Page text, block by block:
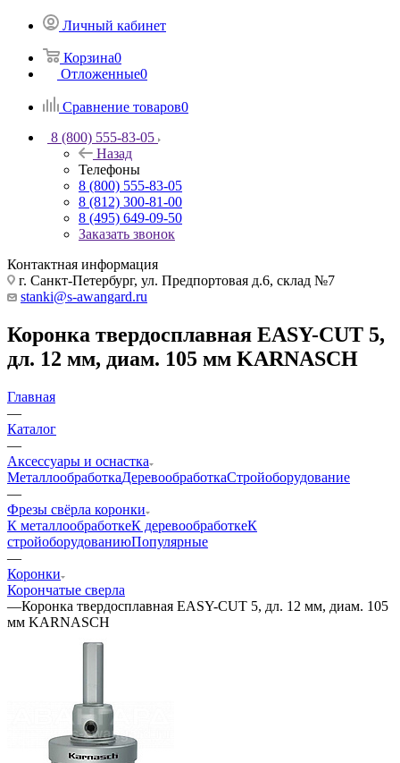
Личный кабинет
Корзина0
Отложенные0
Сравнение товаров0
8 (800) 555-83-05
Назад
Телефоны
8 (800) 555-83-05
8 (812) 300-81-00
8 (495) 649-09-50
Заказать звонок
Контактная информация
г. Санкт-Петербург, ул. Предпортовая д.6, склад №7
stanki@s-awangard.ru
Коронка твердосплавная EASY-CUT 5,
дл. 12 мм, диам. 105 мм KARNASCH
Главная
—
Каталог
—
Аксeccyapы и оснастка
МеталлообработкаДеревообработкаСтройоборудование
—
Фрезы свёрла коронки
К металлообработкеК деревообработкеК
стройоборудованиюПопулярные
—
Коронки
Корончатые сверла
—Коронка твердосплавная EASY-CUT 5, дл. 12 мм, диам. 105
мм KARNASCH